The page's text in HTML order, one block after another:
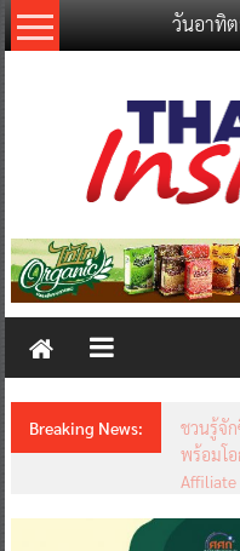
Skip
to
วันอาทิ
Thailand
New
Breaking News:
ชวนรู้จัก
พร้อมโอ
Affiliate